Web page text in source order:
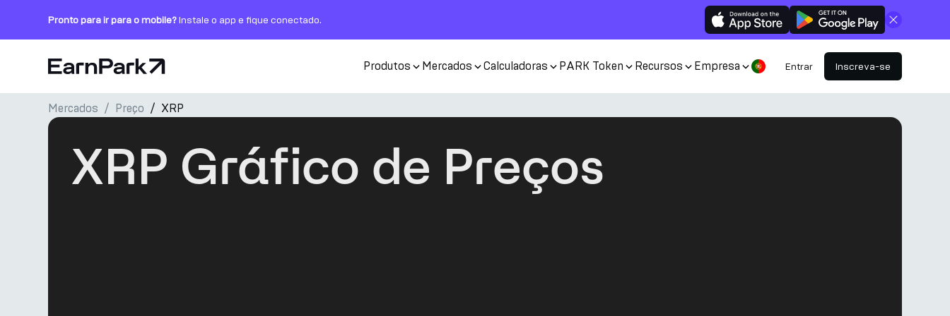
Pronto para ir para o mobile?Instale o app e fique conectado. Fechar
Página Inicial Produtos Mercados Calculadoras PARK Token Recursos Empresa Entrar Inscreva-se
Produtos
Mercados
Calculadoras
Mercados Preço XRP
XRP Gráfico de Preços